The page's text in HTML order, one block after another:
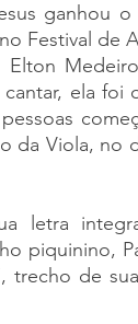
ganhou
Festival
ela foi
da Viola, no
letra
piquinino,
trecho de